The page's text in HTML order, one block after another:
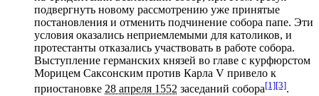
подвергнуть новому рассмотрению уже принятые
постановления и отменить подчинение собора папе. Эти
условия оказались неприемлемыми для католиков, и
протестанты отказались участвовать в работе собора.
Выступление германских князей во главе с курфюрстом
Морицем Саксонским против Карла V привело к
приостановке 28 апреля 1552 заседаний собора[1][3].